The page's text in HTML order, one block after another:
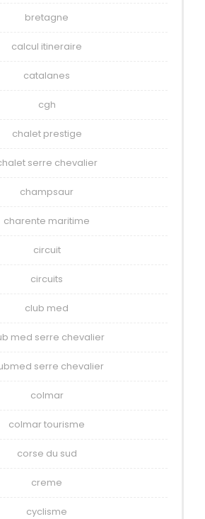
bretagne
calcul itineraire
catalanes
cgh
chalet prestige
serre chevalier
champsaur
charente maritime
circuit
circuits
club med
med serre chevalier
serre chevalier
colmar
colmar tourisme
corse du sud
creme
cyclisme